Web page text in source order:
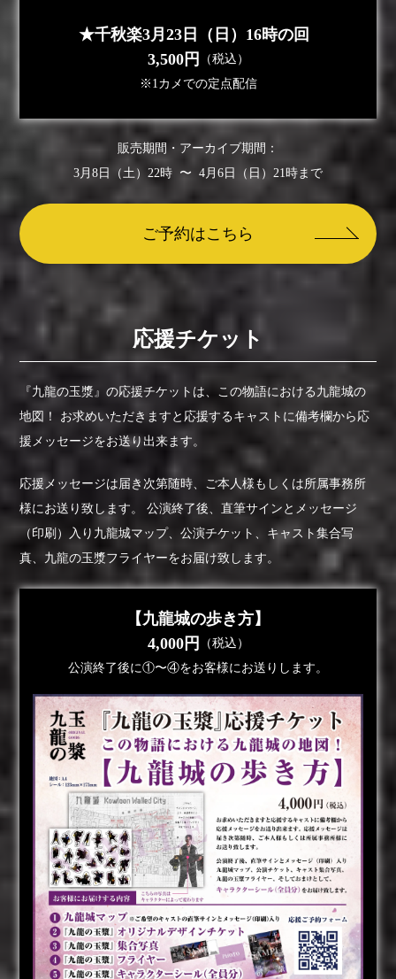
★千秋楽3月23日（日）16時の回
3,500円
（税込）
※1カメでの定点配信
販売期間・アーカイブ期間：
3月8日（土）22時 〜 4月6日（日）21時まで
ご予約はこちら
応援チケット
『九龍の玉漿』の応援チケットは、この物語における九龍城の
地図！
お求めいただきますと応援するキャストに備考欄から応
援メッセージをお送り出来ます。
応援メッセージは届き次第随時、ご本人様もしくは所属事務所
様にお送り致します。
公演終了後、直筆サインとメッセージ
（印刷）入り九龍城マップ、公演チケット、キャスト集合写
真、九龍の玉漿フライヤーをお届け致します。
【九龍城の歩き方】
4,000円
（税込）
公演終了後に①〜④をお客様にお送りします。